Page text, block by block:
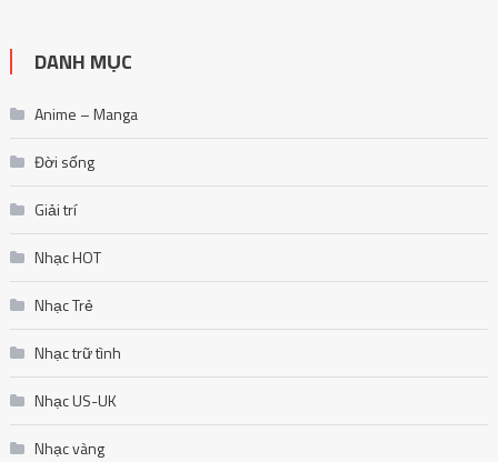
DANH MỤC
Anime – Manga
Đời sống
Giải trí
Nhạc HOT
Nhạc Trẻ
Nhạc trữ tình
Nhạc US-UK
Nhạc vàng